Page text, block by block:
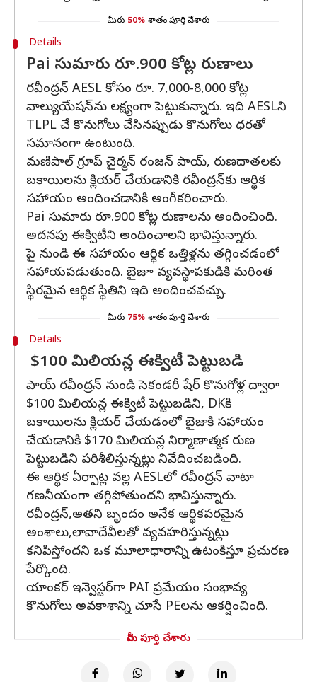
మీరు 50% శాతం పూర్తి చేశారు
Details
Pai సుమారు రూ.900 కోట్ల రుణాలు
రవీంద్రన్ AESL కోసం రూ. 7,000-8,000 కోట్ల
వాల్యుయేషన్‌ను లక్ష్యంగా పెట్టుకున్నారు. ఇది AESLని
TLPL చే కొనుగోలు చేసినప్పుడు కొనుగోలు ధరతో
సమానంగా ఉంటుంది.
మణిపాల్ గ్రూప్ చైర్మన్ రంజన్ పాయ్, రుణదాతలకు
బకాయిలను క్లియర్ చేయడానికి రవీంద్రన్‌కు ఆర్థిక
సహాయం అందించడానికి అంగీకరించారు.
Pai సుమారు రూ.900 కోట్ల రుణాలను అందించింది.
అదనపు ఈక్విటీని అందించాలని భావిస్తున్నారు.
పై నుండి ఈ సహాయం ఆర్థిక ఒత్తిళ్లను తగ్గించడంలో
సహాయపడుతుంది. బైజూ వ్యవస్థాపకుడికి మరింత
స్థిరమైన ఆర్థిక స్థితిని ఇది అందించవచ్చు.
మీరు 75% శాతం పూర్తి చేశారు
Details
$100 మిలియన్ల ఈక్విటీ పెట్టుబడి
పాయ్ రవీంద్రన్ నుండి సెకండరీ షేర్ కొనుగోళ్ల ద్వారా
$100 మిలియన్ల ఈక్విటీ పెట్టుబడిని, DKకి
బకాయిలను క్లియర్ చేయడంలో బైజుకి సహాయం
చేయడానికి $170 మిలియన్ల నిర్మాణాత్మక రుణ
పెట్టుబడిని పరిశీలిస్తున్నట్లు నివేదించబడింది.
ఈ ఆర్థిక ఏర్పాట్ల వల్ల AESLలో రవీంద్రన్ వాటా
గణనీయంగా తగ్గిపోతుందని భావిస్తున్నారు.
రవీంద్రన్,అతని బృందం అనేక ఆర్థికపరమైన
అంశాలు,లావాదేవీలతో వ్యవహరిస్తున్నట్లు
కనిపిస్తోందని ఒక మూలాధారాన్ని ఉటంకిస్తూ ప్రచురణ
పేర్కొంది.
యాంకర్ ఇన్వెస్టర్‌గా PAI ప్రమేయం సంభావ్య
కొనుగోలు అవకాశాన్ని చూసే PEలను ఆకర్షించింది.
మీరు పూర్తి చేశారు